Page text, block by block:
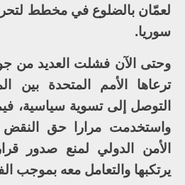
لعمّان بالضلوع في مخطط
سوريا.
وحتى الآن فشلت العديد من
ترعاها الأمم المتحدة بين
التوصل إلى تسوية سياسية،
واستخدمت مرارا حق
الأمن الدولي لمنع صدور
يرتكبها والتعامل معه بموجب